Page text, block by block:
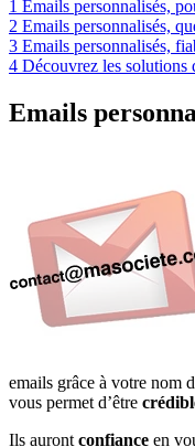
1 Emails personnalisés,
2 Emails personnalisés,
3 Emails personnalisés,
4 Découvrez les solutions
Emails
emails grâce à votre nom
vous permet d’être
Ils auront confiance en